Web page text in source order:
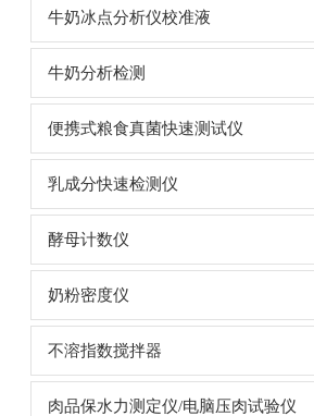
牛奶冰点分析仪校准液
牛奶分析检测
便携式粮食真菌快速测试仪
乳成分快速检测仪
酵母计数仪
奶粉密度仪
不溶指数搅拌器
肉品保水力测定仪/电脑压肉试验仪